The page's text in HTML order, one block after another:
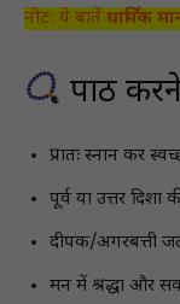
नोट: ये बातें धार्मिक
पाठ
प्रातः स्नान कर
पूर्व या उत्तर
दीपक/अगरबत्ती
मन में श्रद्धा और